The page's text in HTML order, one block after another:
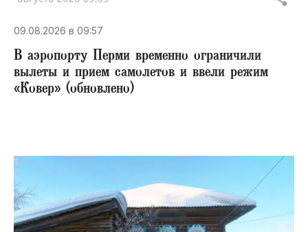
09.08.2026 в 09:57
В аэропорту Перми временно ограничили
вылеты и прием самолетов и ввели режим
«Ковер» (обновлено)